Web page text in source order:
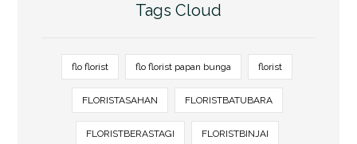
Tags Cloud
flo florist flo florist papan bunga florist
FLORISTASAHAN FLORISTBATUBARA
FLORISTBERASTAGI FLORISTBINJAI